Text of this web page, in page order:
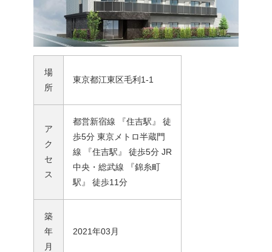
場
所
東京都江東区毛利1-1
ア
ク
セ
ス
都営新宿線 『住吉駅』 徒
歩5分 東京メトロ半蔵門
線 『住吉駅』 徒歩5分 JR
中央・総武線 『錦糸町
駅』 徒歩11分
築
年
月
2021年03月